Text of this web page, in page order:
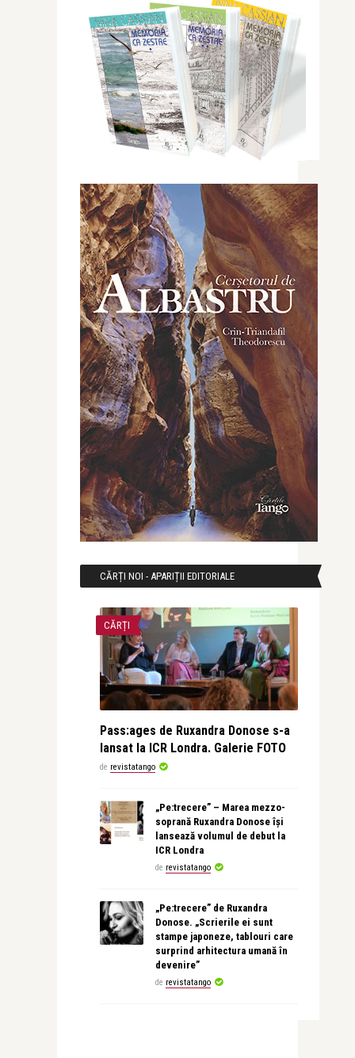
CĂRȚI NOI - APARIȚII EDITORIALE
CĂRȚI
Pass:ages de Ruxandra Donose s-a
lansat la ICR Londra. Galerie FOTO
de revistatango
„Pe:trecere” – Marea mezzo-
soprană Ruxandra Donose își
lansează volumul de debut la
ICR Londra
de revistatango
„Pe:trecere” de Ruxandra
Donose. „Scrierile ei sunt
stampe japoneze, tablouri care
surprind arhitectura umană în
devenire”
de revistatango